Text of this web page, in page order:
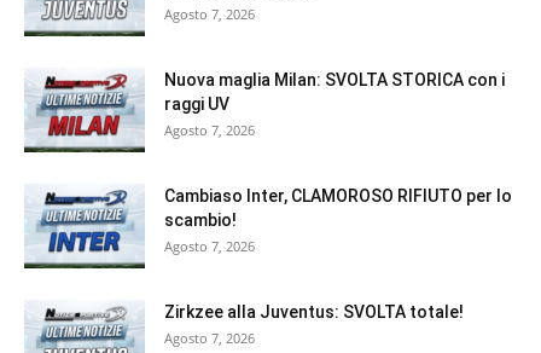
Agosto 7, 2026
Nuova maglia Milan: SVOLTA STORICA con i
raggi UV
Agosto 7, 2026
Cambiaso Inter, CLAMOROSO RIFIUTO per lo
scambio!
Agosto 7, 2026
Zirkzee alla Juventus: SVOLTA totale!
Agosto 7, 2026